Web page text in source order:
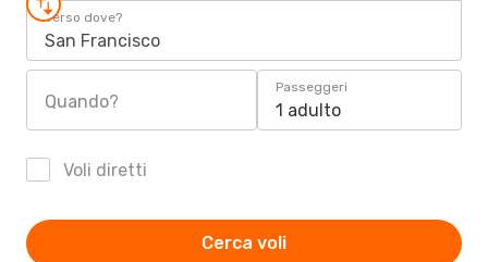
Verso dove?
San Francisco
Quando?
Passeggeri
1 adulto
Voli diretti
Cerca voli